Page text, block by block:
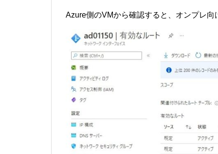
Azure側のVMから確認すると、オンプレ